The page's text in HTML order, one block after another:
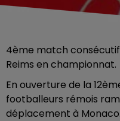
4ème match
Reims en championnat.
En ouverture de la
footballeurs rémois
déplacement à Monaco.